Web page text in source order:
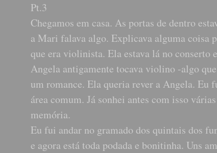
Pt.3
Chegamos em casa. As portas de dentro
a Mari falava algo. Explicava alguma coisa
que era violinista. Ela estava lá no conserto
Angela antigamente tocava violino -algo
um romance. Ela queria rever a Angela.
área comum. Já sonhei antes com isso
memória.
Eu fui andar no gramado dos quintais dos
e agora está toda podada e bonitinha. Uns